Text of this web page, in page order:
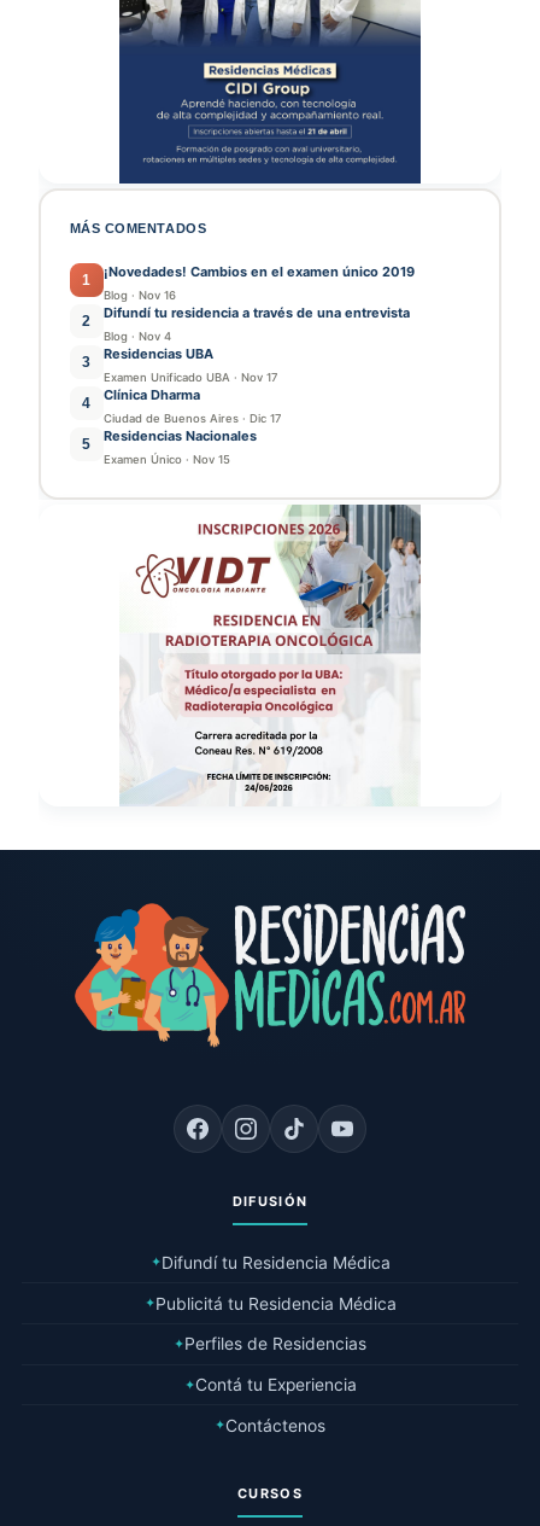
MÁS COMENTADOS
1 ¡Novedades! Cambios en el examen único 2019
Blog · Nov 16
2 Difundí tu residencia a través de una entrevista
Blog · Nov 4
3 Residencias UBA
Examen Unificado UBA · Nov 17
4 Clínica Dharma
Ciudad de Buenos Aires · Dic 17
5 Residencias Nacionales
Examen Único · Nov 15
DIFUSIÓN
✦Difundí tu Residencia Médica
✦Publicitá tu Residencia Médica
✦Perfiles de Residencias
✦Contá tu Experiencia
✦Contáctenos
CURSOS